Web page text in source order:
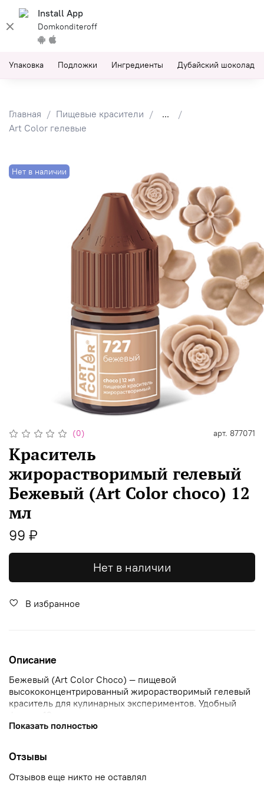
Install App
Domkonditeroff
Упаковка Подложки Ингредиенты Дубайский шоколад
Главная Пищевые красители
...
Art Color гелевые
Нет в наличии
(0) арт. 877071
Краситель
жирорастворимый гелевый
Бежевый (Art Color choco) 12
мл
99 ₽
Нет в наличии
В избранное
Описание
Бежевый (Art Color Choco) — пищевой
высококонцентрированный жирорастворимый гелевый
краситель для кулинарных экспериментов. Удобный
флакон 12 мл с мерным носиком и контролем первого
вскрытия. Номер Pantone — 727С.
шоколада, шоколадной глазури, масляного крема,
велюра, ганаша, дизайна корпусных конфет и
шоколадных фигурок
Показать полностью
Отзывы
Отзывов еще никто не оставлял